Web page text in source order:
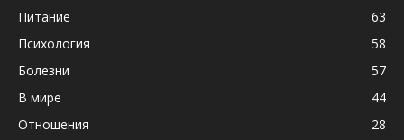
Питание
63
Психология
58
Болезни
57
В мире
44
Отношения
28